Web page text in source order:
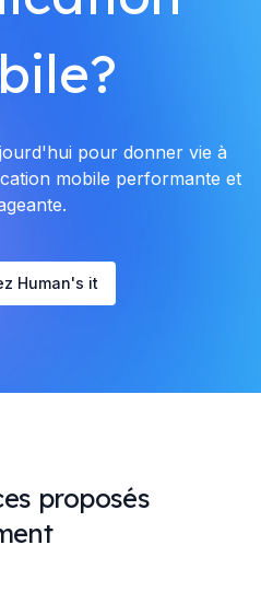
pour donner vie à
mobile performante et
Human's it
proposés